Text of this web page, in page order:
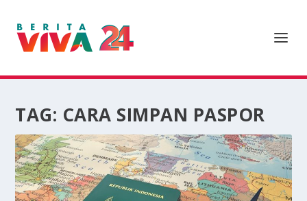
TAG: CARA SIMPAN PASPOR